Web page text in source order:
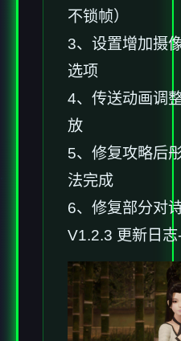
不锁帧）
3、设置增加摄
选项
4、传送动画调
放
5、修复攻略后
法完成
6、修复部分对
V1.2.3 更新日